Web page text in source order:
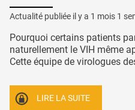
Actualité publiée il y a 1 mois 1
Pourquoi certains patients
naturellement le VIH même
Cette équipe de virologues
LIRE LA SUITE